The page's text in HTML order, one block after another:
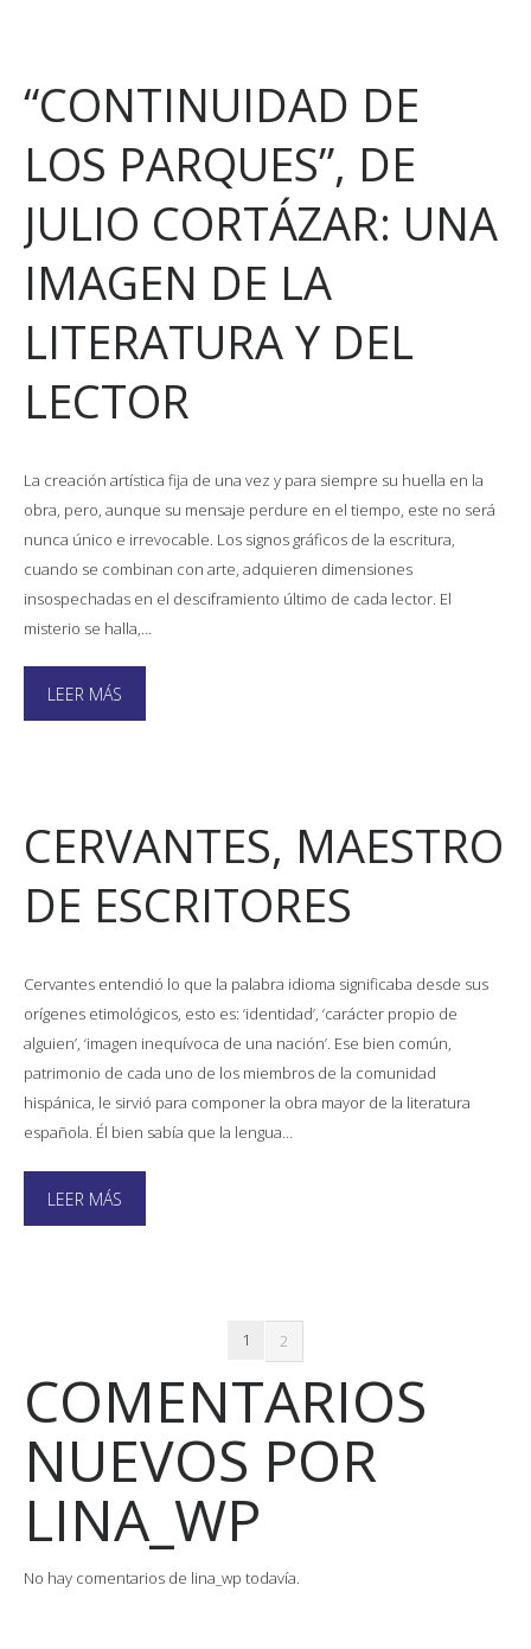
“CONTINUIDAD DE
LOS PARQUES”, DE
JULIO CORTÁZAR: UNA
IMAGEN DE LA
LITERATURA Y DEL
LECTOR
La creación artística fija de una vez y para siempre su huella en la
obra, pero, aunque su mensaje perdure en el tiempo, este no será
nunca único e irrevocable. Los signos gráficos de la escritura,
cuando se combinan con arte, adquieren dimensiones
insospechadas en el desciframiento último de cada lector. El
misterio se halla,…
LEER MÁS
CERVANTES, MAESTRO
DE ESCRITORES
Cervantes entendió lo que la palabra idioma significaba desde sus
orígenes etimológicos, esto es: ‘identidad’, ‘carácter propio de
alguien’, ‘imagen inequívoca de una nación’. Ese bien común,
patrimonio de cada uno de los miembros de la comunidad
hispánica, le sirvió para componer la obra mayor de la literatura
española. Él bien sabía que la lengua…
LEER MÁS
1 2
COMENTARIOS
NUEVOS POR
LINA_WP
No hay comentarios de lina_wp todavía.